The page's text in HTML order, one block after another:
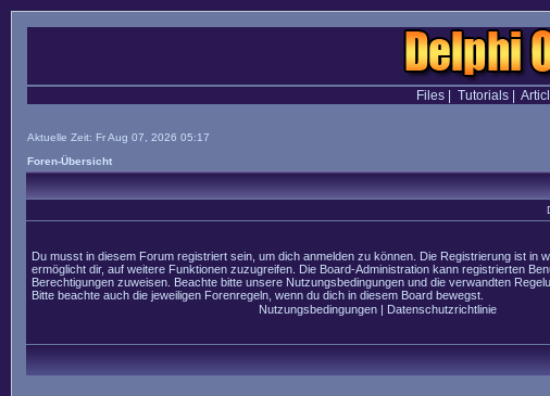
Files| Tutorials|
Aktuelle Zeit: Fr Aug 07, 2026 05:17
Foren-Übersicht
Du musst in diesem Forum registriert sein, um dich anmelden zu können. Die Registrierung ist in
ermöglicht dir, auf weitere Funktionen zuzugreifen. Die Board-Administration kann registrierten
Berechtigungen zuweisen. Beachte bitte unsere Nutzungsbedingungen und die verwandten
Bitte beachte auch die jeweiligen Forenregeln, wenn du dich in diesem Board bewegst.
Nutzungsbedingungen | Datenschutzrichtlinie